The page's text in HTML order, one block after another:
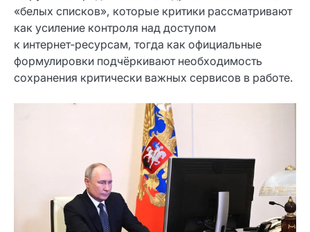
«белых списков», которые критики рассматривают
как усиление контроля над доступом
к интернет‑ресурсам, тогда как официальные
формулировки подчёркивают необходимость
сохранения критически важных сервисов в работе.